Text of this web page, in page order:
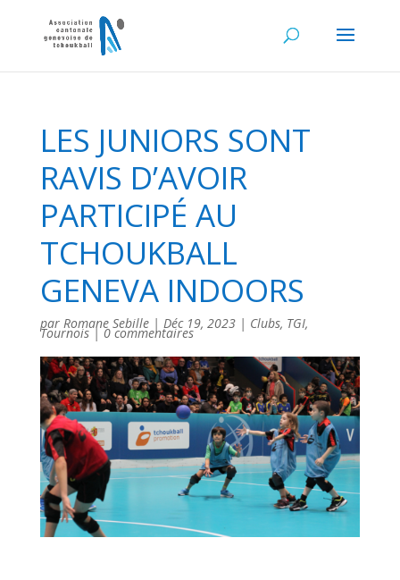
LES JUNIORS SONT
RAVIS D’AVOIR
PARTICIPÉ AU
TCHOUKBALL
GENEVA INDOORS
par Romane Sebille| Déc 19, 2023| Clubs, TGI,
Tournois|0 commentaires